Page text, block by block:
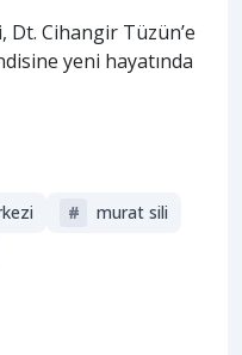
Dt. Cihangir Tüzün’e
yeni hayatında
#
murat sili